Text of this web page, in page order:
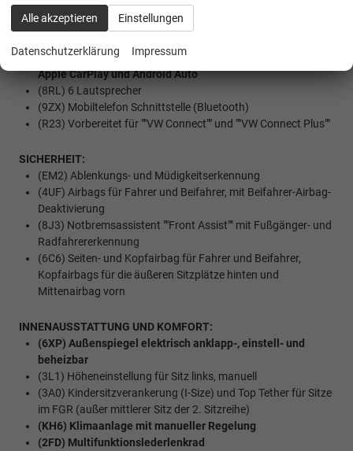
(QV3) Digitaler Radioempfang DAB+
(U9G) Extern, USB Typ-C Datenbuchse(n) mit erhöhter
(9WJ) App-Connect inklusive App-Connect Wireless für
Apple CarPlay und Android Auto
(8RL) 6 Lautsprecher
(9ZX) Mobiltelefon Schnittstelle (Bluetooth)
(R23) Vorbereitet für ""VW Connect"" und ""VW Connect Plus""
SICHERHEIT:
(EM2) Ablenkungs- und Müdigkeitserkennung
(4UF) Airbags für Fahrer und Beifahrer, mit Beifahrer-Airbag-
Deaktivierung
(8J3) Notbremsassistent ""Front Assist"" mit Fußgänger- und
Radfahrererkennung
(6C6) Seiten- und Kopfairbag für Fahrer und Beifahrer,
Kopfairbags für die äußeren Sitzplätze hinten und
Mittenairbag vorn
INNENAUSSTATTUNG UND KOMFORT:
(6XP) Außenspiegel elektrisch anklapp-, einstell- und
beheizbar
(3L1) Höheneinstellung für Sitz links, manuell
(3A0) Kindersitzverankerung (I-Size) und Top Tether für Sitze
im FGR (außer mittlerer Sitz der 2. Sitzreihe)
(KH6) Klimaanlage mit manueller Regelung
(2FD) Multifunktionslederlenkrad
Alle akzeptieren Einstellungen
Datenschutzerklärung Impressum